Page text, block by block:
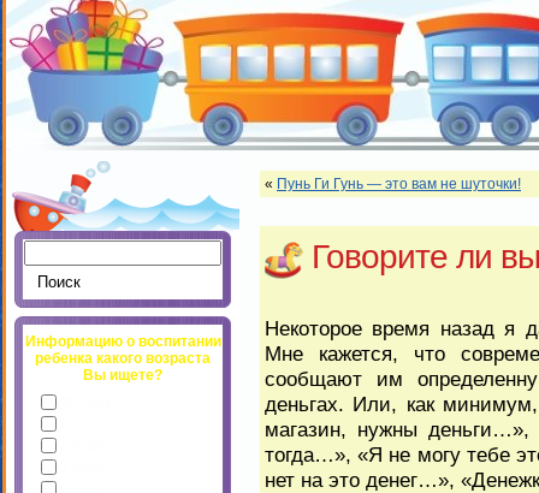
Информацию о воспитании
ребенка какого возраста
Вы ищете?
« Пунь Ги Гунь — это вам не шуточки!
Говорите ли
Некоторое время назад я
Мне кажется, что
сообщают им
деньгах. Или, как
магазин, нужны
тогда…», «Я не могу тебе
нет на это денег…»,